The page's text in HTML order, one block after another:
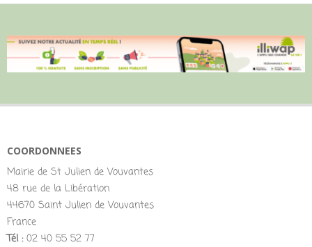
COORDONNEES
Mairie de St Julien de Vouvantes
48 rue de la Libération
44670 Saint Julien de Vouvantes
France
Tél :02 40 55 52 77